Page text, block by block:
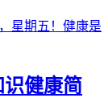
识健康简